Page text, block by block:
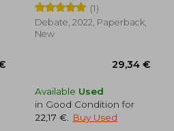
(1)
Debate, 2022, Paperback,
New
Available Used
in Good Condition for
22,17 €
Buy Used